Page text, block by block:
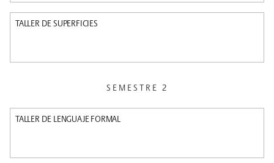
TALLER DE SUPERFICIES
SEMESTRE 2
TALLER DE LENGUAJE FORMAL